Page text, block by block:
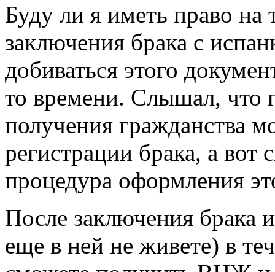
Буду ли я иметь право на
заключения брака с
добиваться этого
то времени. Слышал, что
получения гражданства
регистрации брака, а вот
процедура оформления
После заключения брака
еще в ней не живете) в